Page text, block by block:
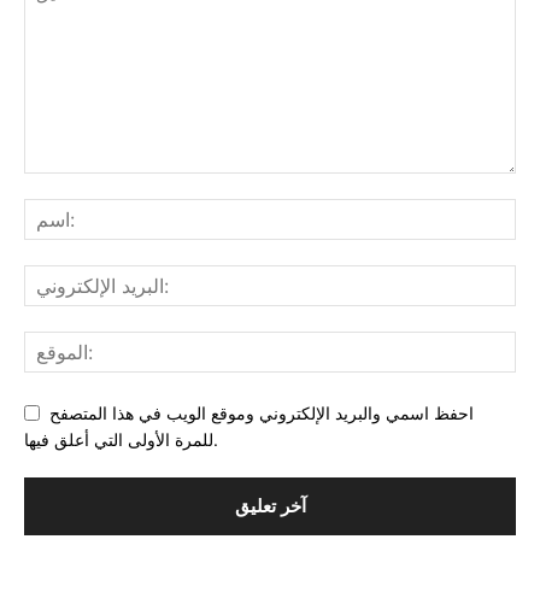
احفظ اسمي والبريد الإلكتروني وموقع الويب في هذا المتصفح
للمرة الأولى التي أعلق فيها.